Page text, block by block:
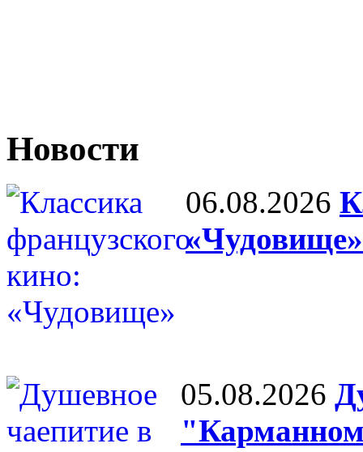
Новости
06.08.2026
«Чудовище»
05.08.2026